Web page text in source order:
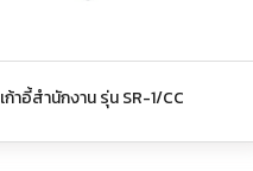
เก้าอี้สำนักงาน รุ่น SR-1/CC